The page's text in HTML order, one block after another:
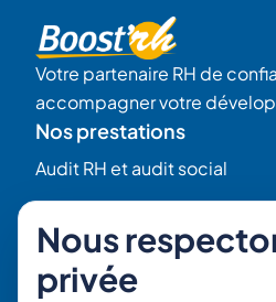
Votre partenaire RH de
accompagner votre
Nos prestations
Audit RH et audit social
Developpement des
DRH et RRH en Temps partagé
Nous
privée